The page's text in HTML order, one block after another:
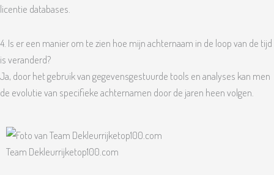
licentie databases.
4. Is er een manier om te zien hoe mijn achternaam in de loop van de tijd
is veranderd?
Ja, door het gebruik van gegevensgestuurde tools en analyses kan men
de evolutie van specifieke achternamen door de jaren heen volgen.
Team Dekleurrijketop100.com